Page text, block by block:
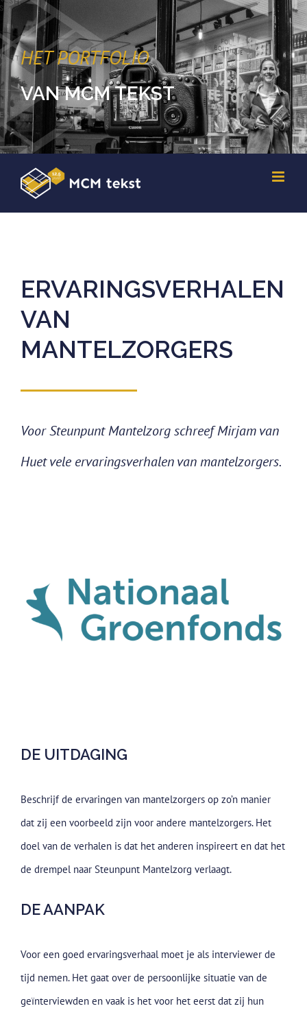
HET PORTFOLIO
VAN MCM TEKST
ERVARINGSVERHALEN
VAN
MANTELZORGERS
Voor Steunpunt Mantelzorg schreef Mirjam van
Huet vele ervaringsverhalen van mantelzorgers.
DE UITDAGING
Beschrijf de ervaringen van mantelzorgers op zo’n manier
dat zij een voorbeeld zijn voor andere mantelzorgers. Het
doel van de verhalen is dat het anderen inspireert en dat het
de drempel naar Steunpunt Mantelzorg verlaagt.
DE AANPAK
Voor een goed ervaringsverhaal moet je als interviewer de
tijd nemen. Het gaat over de persoonlijke situatie van de
geïnterviewden en vaak is het voor het eerst dat zij hun